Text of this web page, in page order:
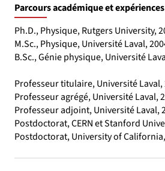
Parcours académique et
Ph.D., Physique, Rutgers University,
M.Sc., Physique, Université Laval,
B.Sc., Génie physique, Université
Professeur titulaire, Université
Professeur agrégé, Université Laval,
Professeur adjoint, Université Laval,
Postdoctorat, CERN et Stanford
Postdoctorat, University of